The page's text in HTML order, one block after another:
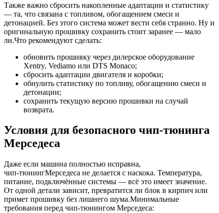
Также важно сбросить накопленные адаптации и статистику
— та, что связана с топливом, обогащением смеси и
детонацией. Без этого система может вести себя странно. Ну и
оригинальную прошивку сохранить стоит заранее — мало
ли.Что рекомендуют сделать:
обновить прошивку через дилерское оборудование
Xentry, Vediamo или DTS Monaco;
сбросить адаптации двигателя и коробки;
обнулить статистику по топливу, обогащению смеси и
детонации;
сохранить текущую версию прошивки на случай
возврата.
Условия для безопасного чип-тюнинга
Мерседеса
Даже если машина полностью исправна,
чип‑тюнингМерседеса не делается с наскока. Температура,
питание, подключённые системы — всё это имеет значение.
От одной детали зависит, превратится ли блок в кирпич или
примет прошивку без лишнего шума.Минимальные
требования перед чип‑тюнингом Мерседеса: